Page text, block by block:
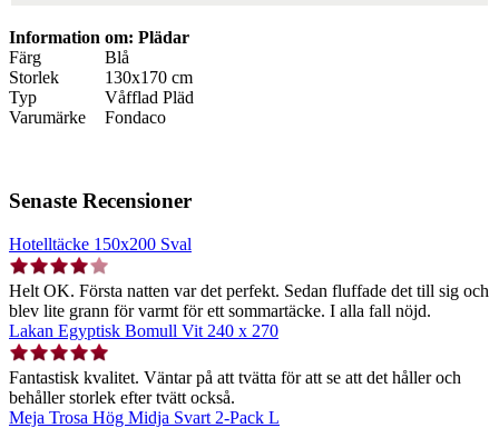
Information om: Plädar
Färg
Blå
Storlek
130x170 cm
Typ
Våfflad Pläd
Varumärke
Fondaco
Senaste Recensioner
Hotelltäcke 150x200 Sval
Helt OK. Första natten var det perfekt. Sedan fluffade det till sig och
blev lite grann för varmt för ett sommartäcke. I alla fall nöjd.
Lakan Egyptisk Bomull Vit 240 x 270
Fantastisk kvalitet. Väntar på att tvätta för att se att det håller och
behåller storlek efter tvätt också.
Meja Trosa Hög Midja Svart 2-Pack L